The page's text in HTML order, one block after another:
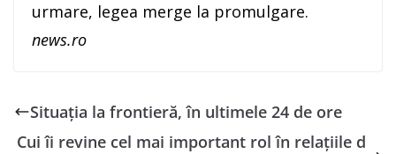
urmare, legea merge la promulgare.
news.ro
Situaţia la frontieră, în ultimele 24 de ore
Cui îi revine cel mai important rol în relațiile d